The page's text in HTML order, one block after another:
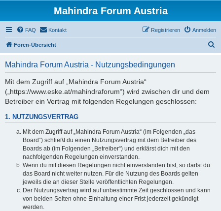
Mahindra Forum Austria
FAQ Kontakt Anmelden
Registrieren
Foren-Übersicht
Mahindra Forum Austria - Nutzungsbedingungen
Mit dem Zugriff auf „Mahindra Forum Austria“
(„https://www.eske.at/mahindraforum“) wird zwischen dir und dem
Betreiber ein Vertrag mit folgenden Regelungen geschlossen:
1. NUTZUNGSVERTRAG
Mit dem Zugriff auf „Mahindra Forum Austria“ (im Folgenden „das
Board“) schließt du einen Nutzungsvertrag mit dem Betreiber des
Boards ab (im Folgenden „Betreiber“) und erklärst dich mit den
nachfolgenden Regelungen einverstanden.
Wenn du mit diesen Regelungen nicht einverstanden bist, so darfst du
das Board nicht weiter nutzen. Für die Nutzung des Boards gelten
jeweils die an dieser Stelle veröffentlichten Regelungen.
Der Nutzungsvertrag wird auf unbestimmte Zeit geschlossen und kann
von beiden Seiten ohne Einhaltung einer Frist jederzeit gekündigt
werden.